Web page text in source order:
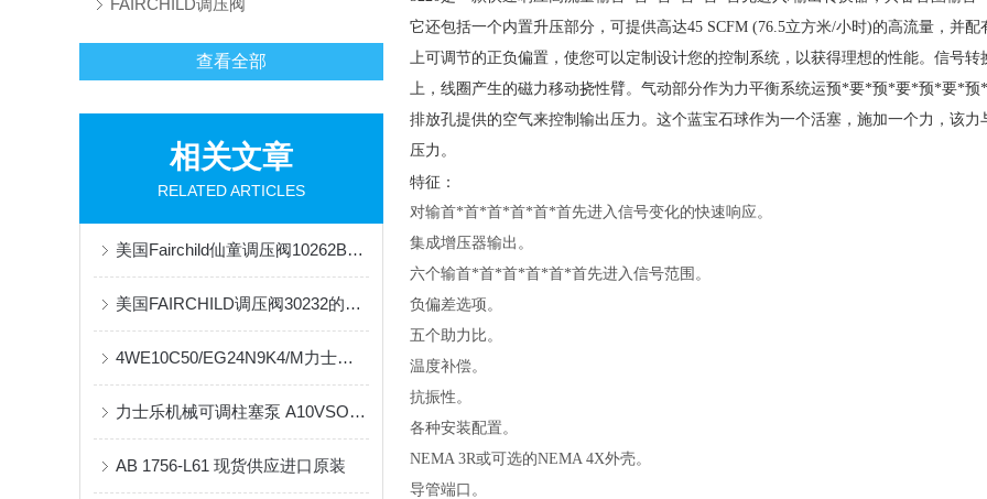
FAIRCHILD调压阀
查看全部
相关文章
RELATED ARTICLES
美国Fairchild仙童调压阀10262BPJ的安装及特点介绍
美国FAIRCHILD调压阀30232的特点和用途
4WE10C50/EG24N9K4/M力士乐电磁阀的技术及原理结构
力士乐机械可调柱塞泵 A10VSO140DFR1/32R-VPB12N00
AB 1756-L61 现货供应进口原装
它还包括一个内置升压部分，可提供高达45 SCFM (76.5立方米/小时)的高流量，并
上可调节的正负偏置，使您可以定制设计您的控制系统，以获得理想的性能。信号
上，线圈产生的磁力移动挠性臂。气动部分作为力平衡系统运预*要*预*要*预*要*
排放孔提供的空气来控制输出压力。这个蓝宝石球作为一个活塞，施加一个力，该
压力。
特征：
对输首*首*首*首*首*首先进入信号变化的快速响应。
集成增压器输出。
六个输首*首*首*首*首*首先进入信号范围。
负偏差选项。
五个助力比。
温度补偿。
抗振性。
各种安装配置。
NEMA 3R或可选的NEMA 4X外壳。
导管端口。